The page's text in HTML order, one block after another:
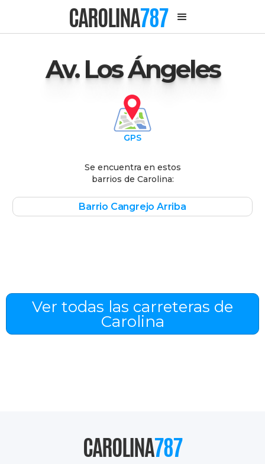
CAROLINA787
Av. Los Ángeles
GPS
Se encuentra en estos
barrios de Carolina:
Barrio Cangrejo Arriba
Ver todas las carreteras de
Carolina
CAROLINA787